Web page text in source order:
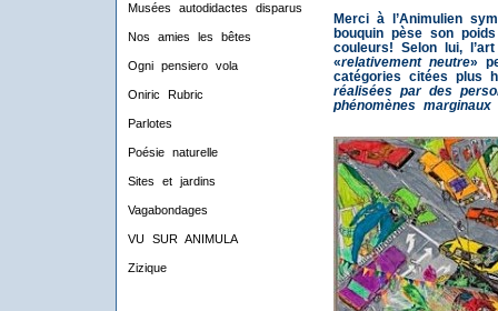
Musées autodidactes disparus
Nos amies les bêtes
Ogni pensiero vola
Oniric Rubric
Parlotes
Poésie naturelle
Sites et jardins
Vagabondages
VU SUR ANIMULA
Zizique
Merci à l’Animulien
bouquin pèse son
couleurs! Selon lui,
«relativement neutre»
catégories citées plus
réalisées par des
phénomènes